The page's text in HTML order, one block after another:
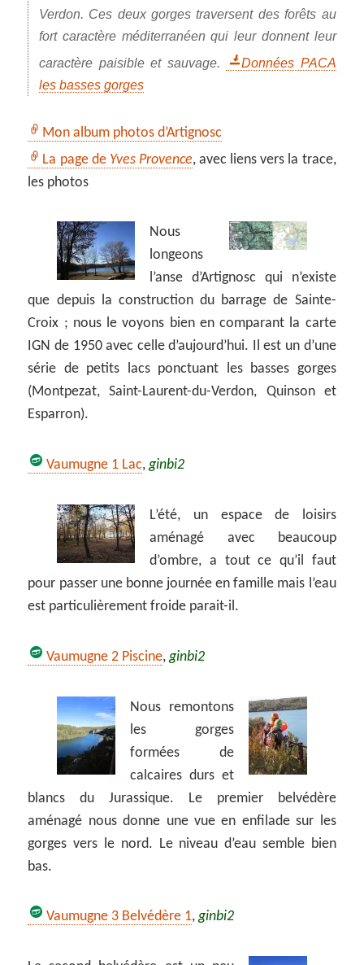
Verdon. Ces deux gorges traversent des forêts au
fort caractère méditerranéen qui leur donnent leur
caractère paisible et sauvage.
Données PACA
les basses gorges
Mon album photos d’Artignosc
La page de Yves Provence, avec liens vers la trace,
les photos
Nous
longeons
l’anse d’Artignosc qui n’existe
que depuis la construction du barrage de Sainte-
Croix ; nous le voyons bien en comparant la carte
IGN de 1950 avec celle d’aujourd’hui. Il est un d’une
série de petits lacs ponctuant les basses gorges
(Montpezat, Saint-Laurent-du-Verdon, Quinson et
Esparron).
Vaumugne 1 Lac,ginbi2
L’été, un espace de loisirs
aménagé avec beaucoup
d’ombre, a tout ce qu’il faut
pour passer une bonne journée en famille mais l’eau
est particulièrement froide parait-il.
Vaumugne 2 Piscine,ginbi2
Nous remontons
les gorges
formées de
calcaires durs et
blancs du Jurassique. Le premier belvédère
aménagé nous donne une vue en enfilade sur les
gorges vers le nord. Le niveau d’eau semble bien
bas.
Vaumugne 3 Belvédère 1,ginbi2